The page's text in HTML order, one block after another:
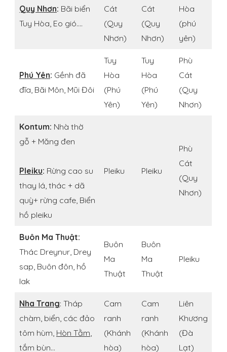
Quy Nhơn: Bãi biển
Tuy Hòa, Eo gió….
Cát
(Quy
Nhơn)
Cát
(Quy
Nhơn)
Hòa
(phú
yên)
Phú Yên: Gềnh đã
đĩa, Bãi Môn, Mũi Đôi
Tuy
Hòa
(Phú
Yên)
Tuy
Hòa
(Phú
Yên)
Phù
Cát
(Quy
Nhơn)
Kontum: Nhà thờ
gỗ + Măng đen
Pleiku: Rừng cao su
thay lá, thác + dã
quỳ+ rừng cafe, Biển
hồ pleiku
Pleiku Pleiku
Phù
Cát
(Quy
Nhơn)
Buôn Ma Thuật:
Thác Dreynur, Drey
sap, Buôn đôn, hồ
lak
Buôn
Ma
Thuật
Buôn
Ma
Thuật
Pleiku
Nha Trang: Tháp
chàm, biển, các đảo
tôm hùm, Hòn Tằm
tắm bùn…
Cam
ranh
(Khánh
hòa)
Cam
ranh
(Khánh
hòa)
Liên
Khương
(Đà
Lạt)